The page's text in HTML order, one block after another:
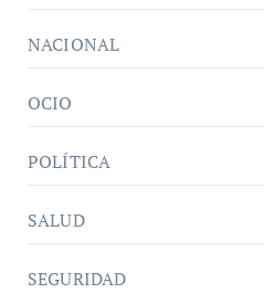
NACIONAL
OCIO
POLÍTICA
SALUD
SEGURIDAD